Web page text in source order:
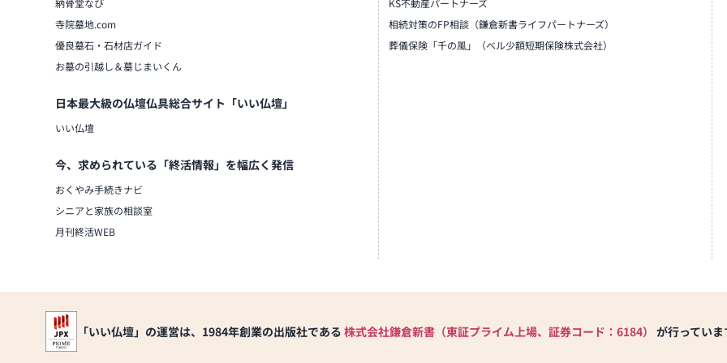
納骨堂なび
寺院墓地.com
優良墓石・石材店ガイド
お墓の引越し＆墓じまいくん
日本最大級の仏壇仏具総合サイト「いい仏壇」
いい仏壇
今、求められている「終活情報」を幅広く発信
おくやみ手続きナビ
シニアと家族の相談室
月刊終活WEB
KS不動産パートナーズ
相続対策のFP相談（鎌倉新書ライフパートナーズ）
葬儀保険「千の風」（ベル少額短期保険株式会社）
「いい仏壇」の運営は、1984年創業の出版社である 株式会社鎌倉新書（東証プライム上場、証券コード：6184） が行っていま